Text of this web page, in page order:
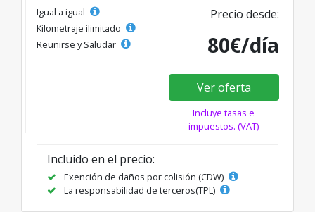
Igual a igual
Kilometraje ilimitado
Reunirse y Saludar
Precio desde:
80€/día
Ver oferta
Incluye tasas e
impuestos. (VAT)
Incluido en el precio:
Exención de daños por colisión (CDW)
La responsabilidad de terceros(TPL)